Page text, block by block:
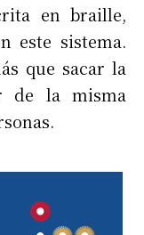
en braille,
este sistema.
que sacar la
de la misma